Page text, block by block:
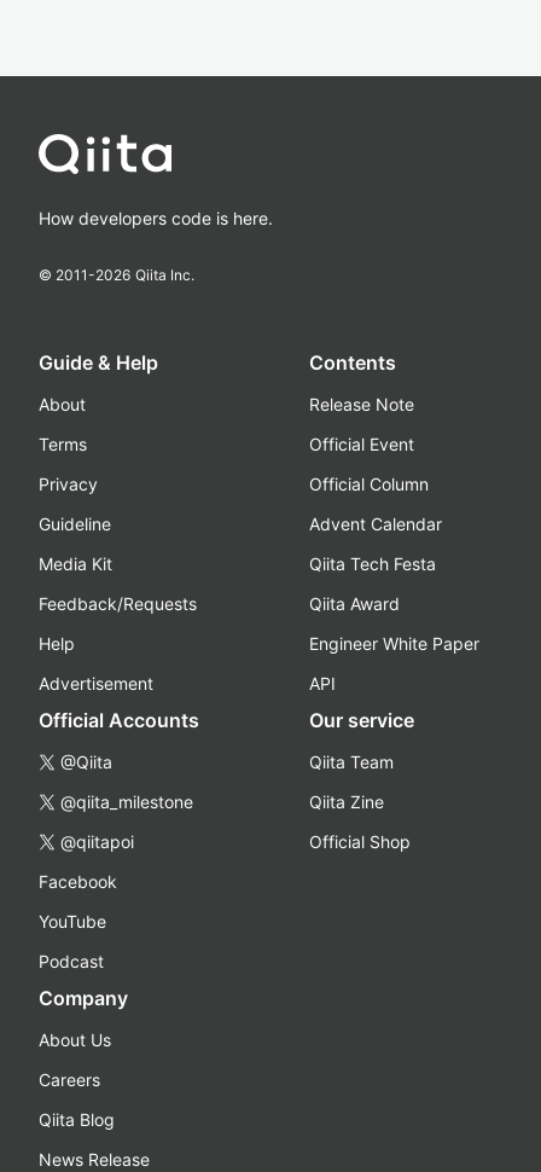
How developers code is here.
© 2011-2026 Qiita Inc.
Guide & Help
About
Terms
Privacy
Guideline
Media Kit
Feedback/Requests
Help
Advertisement
Contents
Release Note
Official Event
Official Column
Advent Calendar
Qiita Tech Festa
Qiita Award
Engineer White Paper
API
Official Accounts
@Qiita
@qiita_milestone
@qiitapoi
Facebook
YouTube
Podcast
Our service
Qiita Team
Qiita Zine
Official Shop
Company
About Us
Careers
Qiita Blog
News Release